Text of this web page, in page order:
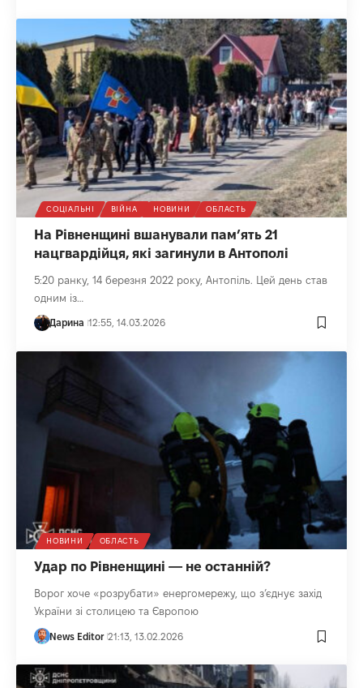
СОЦІАЛЬНІ ВІЙНА НОВИНИ ОБЛАСТЬ
На Рівненщині вшанували пам’ять 21
нацгвардійця, які загинули в Антополі
5:20 ранку, 14 березня 2022 року, Антопіль. Цей день став
одним із…
Дарина 12:55, 14.03.2026
НОВИНИ ОБЛАСТЬ
Удар по Рівненщині — не останній?
Ворог хоче «розрубати» енергомережу, що з’єднує захід
України зі столицею та Європою
News Editor 21:13, 13.02.2026